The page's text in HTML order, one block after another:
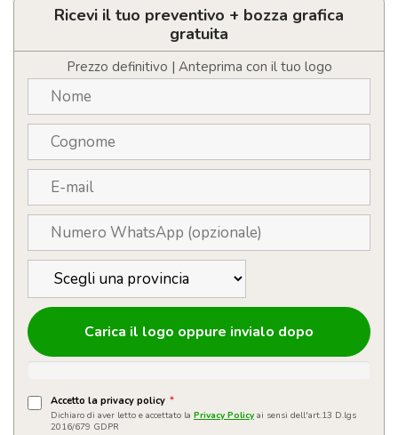
quantità
Ricevi il tuo preventivo + bozza grafica
gratuita
Prezzo definitivo | Anteprima con il tuo logo
Carica il logo oppure invialo dopo
Accetto la privacy policy *
Dichiaro di aver letto e accettato la Privacy Policy ai sensi dell'art.13 D.lgs
2016/679 GDPR